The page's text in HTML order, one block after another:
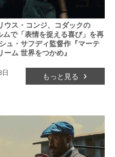
ウス・コンジ、コダックの
ムで「表情を捉える喜び」を再
ュ・サフディ監督作『マーテ
ーム 世界をつかめ』
もっと見る